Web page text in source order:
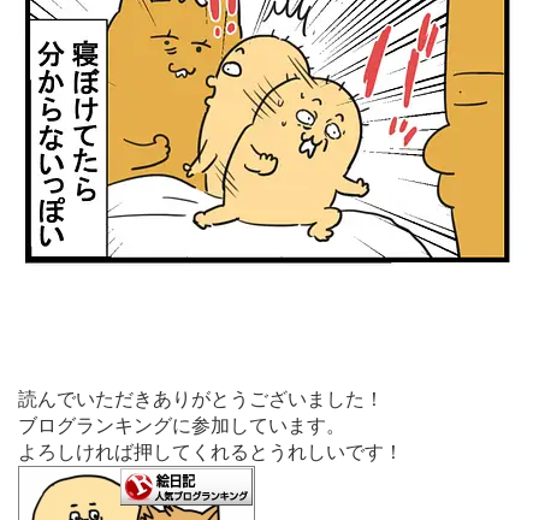
読んでいただきありがとうございました！
ブログランキングに参加しています。
よろしければ押してくれるとうれしいです！